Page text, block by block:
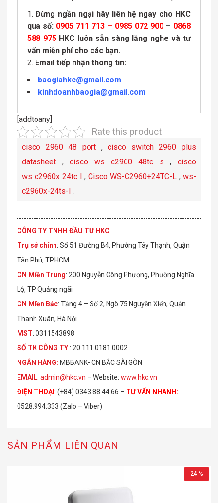
Đừng ngần ngại hãy liên hệ ngay cho HKC
qua số: 0905 711 713 – 0985 072 900– 0868
588 975HKC luôn sẳn sàng lắng nghe và tư
vấn miễn phí cho các bạn.
Email tiếp nhận thông tin:
baogiahkc@gmail.com
kinhdoanhbaogia@gmail.com
[addtoany]
Rate this product
cisco 2960 48 port,cisco switch 2960 plus
datasheet ,cisco ws c2960 48tc s , cisco
ws c2960x 24tc l , Cisco WS-C2960+24TC-L , ws-
c2960x-24ts-l ,
CÔNG TY TNHH ĐẦU TƯ HKC
Trụ sở chính: Số 51 Đường B4, Phường Tây Thạnh, Quận
Tân Phú, TP.HCM
CN Miền Trung: 200 Nguyễn Công Phương, Phường Nghĩa
Lộ, TP Quảng ngãi
CN Miền Bắc: Tầng 4 – Số 2, Ngõ 75 Nguyễn Xiển, Quận
Thanh Xuân, Hà Nội
MST: 0311543898
SỐ TK CÔ NG TY : 20.111.0181.0002
NGÂN HÀNG: MBBANK- CN BẮC SÀI GÒN
EMAIL: admin@hkc.vn – Website: www.hkc.vn
ĐIỆN THOẠI : (+84) 0343.88.44.66 – TƯ VẤN NHANH :
0528.994.333 (Zalo – Viber)
SẢN PHẨM LIÊN QUAN
24 %